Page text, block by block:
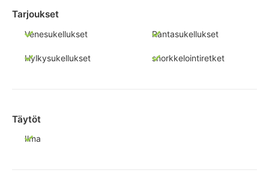
Tarjoukset
Venesukellukset Rantasukellukset
Hylkysukellukset snorkkelointiretket
Täytöt
Ilma